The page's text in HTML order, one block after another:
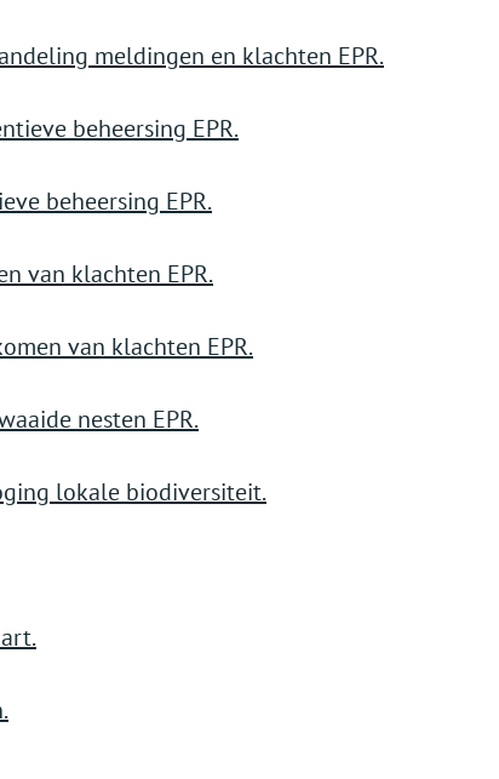
meldingen en klachten EPR.
beheersing EPR.
beheersing EPR.
van klachten EPR.
van klachten EPR.
nesten EPR.
lokale biodiversiteit.